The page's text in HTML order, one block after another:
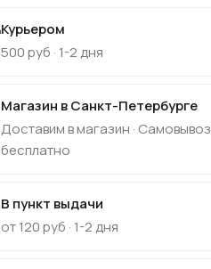
Курьером
500 руб · 1-2 дня
Магазин в Санкт-Петербурге
Доставим в магазин · Самовывоз
бесплатно
В пункт выдачи
от 120 руб · 1-2 дня